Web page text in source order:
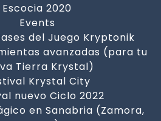
Escocia 2020
Events
del Juego Kryptonik
avanzadas (para tu
Tierra Krystal)
Krystal City
nuevo Ciclo 2022
en Sanabria (Zamora,